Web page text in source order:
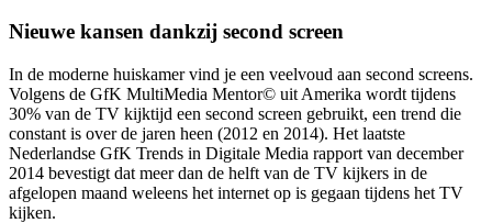
Nieuwe kansen dankzij second screen
In de moderne huiskamer vind je een veelvoud aan second screens.
Volgens de GfK MultiMedia Mentor© uit Amerika wordt tijdens
30% van de TV kijktijd een second screen gebruikt, een trend die
constant is over de jaren heen (2012 en 2014). Het laatste
Nederlandse GfK Trends in Digitale Media rapport van december
2014 bevestigt dat meer dan de helft van de TV kijkers in de
afgelopen maand weleens het internet op is gegaan tijdens het TV
kijken.